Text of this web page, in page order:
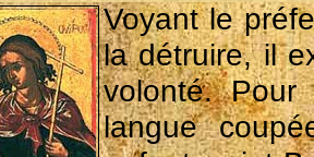
Voyant le
la détruire, il
volonté.
langue